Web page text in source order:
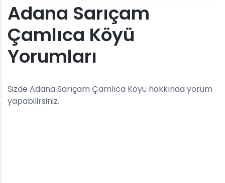
Adana Sarıçam
Çamlıca Köyü
Yorumları
Sizde Adana Sarıçam Çamlıca Köyü hakkında yorum
yapabilirsiniz.